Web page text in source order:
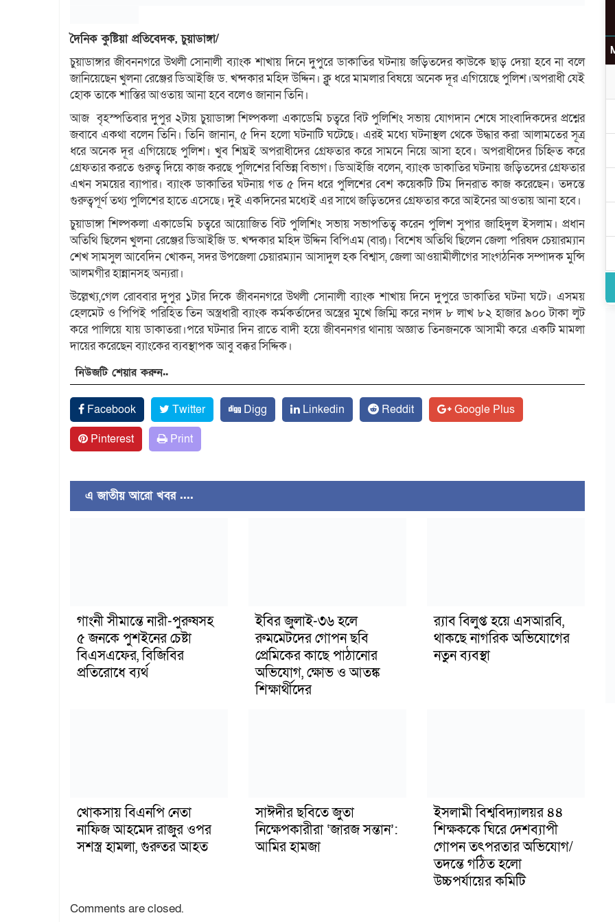
দৈনিক কুষ্টিয়া প্রতিবেদক, চুয়াডাঙ্গা/
চুয়াডাঙ্গার জীবননগরে উথলী সোনালী ব্যাংক শাখায় দিনে দুপুরে ডাকাতির ঘটনায় জড়িতদের কাউকে ছাড় দেয়া হবে না বলে
জানিয়েছেন খুলনা রেঞ্জের ডিআইজি ড. খন্দকার মহিদ উদ্দিন। ক্লু ধরে মামলার বিষয়ে অনেক দূর এগিয়েছে পুলিশ।অপরাধী যেই
হোক তাকে শাস্তির আওতায় আনা হবে বলেও জানান তিনি।
আজ বৃহস্পতিবার দুপুর ২টায় চুয়াডাঙ্গা শিল্পকলা একাডেমি চত্বরে বিট পুলিশিং সভায় যোগদান শেষে সাংবাদিকদের প্রশ্নের
জবাবে একথা বলেন তিনি। তিনি জানান, ৫ দিন হলো ঘটনাটি ঘটেছে। এরই মধ্যে ঘটনাস্থল থেকে উদ্ধার করা আলামতের সূত্র
ধরে অনেক দূর এগিয়েছে পুলিশ। খুব শিঘ্রই অপরাধীদের গ্রেফতার করে সামনে নিয়ে আসা হবে। অপরাধীদের চিহ্নিত করে
গ্রেফতার করতে গুরুত্ব দিয়ে কাজ করছে পুলিশের বিভিন্ন বিভাগ। ডিআইজি বলেন, ব্যাংক ডাকাতির ঘটনায় জড়িতদের গ্রেফতার
এখন সময়ের ব্যাপার। ব্যাংক ডাকাতির ঘটনায় গত ৫ দিন ধরে পুলিশের বেশ কয়েকটি টিম দিনরাত কাজ করেছেন। তদন্তে
গুরুত্বপূর্ণ তথ্য পুলিশের হাতে এসেছে। দুই একদিনের মধ্যেই এর সাথে জড়িতদের গ্রেফতার করে আইনের আওতায় আনা হবে।
চুয়াডাঙ্গা শিল্পকলা একাডেমি চত্বরে আয়োজিত বিট পুলিশিং সভায় সভাপতিত্ব করেন পুলিশ সুপার জাহিদুল ইসলাম। প্রধান
অতিথি ছিলেন খুলনা রেঞ্জের ডিআইজি ড. খন্দকার মহিদ উদ্দিন বিপিএম (বার)। বিশেষ অতিথি ছিলেন জেলা পরিষদ চেয়ারম্যান
শেখ সামসুল আবেদিন খোকন, সদর উপজেলা চেয়ারম্যান আসাদুল হক বিশ্বাস, জেলা আওয়ামীলীগের সাংগঠনিক সম্পাদক মুন্সি
আলমগীর হান্নানসহ অন্যরা।
উল্লেখ্য,গেল রোববার দুপুর ১টার দিকে জীবননগরে উথলী সোনালী ব্যাংক শাখায় দিনে দুপুরে ডাকাতির ঘটনা ঘটে। এসময়
হেলমেট ও পিপিই পরিহিত তিন অস্ত্রধারী ব্যাংক কর্মকর্তাদের অস্ত্রের মুখে জিম্মি করে নগদ ৮ লাখ ৮২ হাজার ৯০০ টাকা লুট
করে পালিয়ে যায় ডাকাতরা।পরে ঘটনার দিন রাতে বাদী হয়ে জীবননগর থানায় অজ্ঞাত তিনজনকে আসামী করে একটি মামলা
দায়ের করেছেন ব্যাংকের ব্যবস্থাপক আবু বক্কর সিদ্দিক।
নিউজটি শেয়ার করুন..
Facebook Twitter Digg Linkedin Reddit
Google Plus
Pinterest
Print
এ জাতীয় আরো খবর ....
গাংনী সীমান্তে নারী-পুরুষসহ
৫ জনকে পুশইনের চেষ্টা
বিএসএফের, বিজিবির
প্রতিরোধে ব্যর্থ
ইবির জুলাই-৩৬ হলে
রুমমেটদের গোপন ছবি
প্রেমিকের কাছে পাঠানোর
অভিযোগ, ক্ষোভ ও আতঙ্ক
শিক্ষার্থীদের
র‍্যাব বিলুপ্ত হয়ে এসআরবি,
থাকছে নাগরিক অভিযোগের
নতুন ব্যবস্থা
খোকসায় বিএনপি নেতা
নাফিজ আহমেদ রাজুর ওপর
সশস্ত্র হামলা, গুরুতর আহত
সাঈদীর ছবিতে জুতা
নিক্ষেপকারীরা ‘জারজ সন্তান’:
আমির হামজা
ইসলামী বিশ্ববিদ্যালয়র ৪৪
শিক্ষককে ঘিরে দেশব্যাপী
গোপন তৎপরতার অভিযোগ/
তদন্তে গঠিত হলো
উচ্চপর্যায়ের কমিটি
Comments are closed.